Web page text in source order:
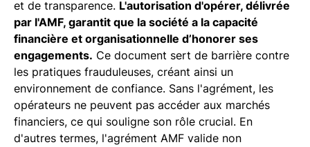
et de transparence. L'autorisation d'opérer, délivrée
par l'AMF, garantit que la société a la capacité
financière et organisationnelle d’honorer ses
engagements. Ce document sert de barrière contre
les pratiques frauduleuses, créant ainsi un
environnement de confiance. Sans l'agrément, les
opérateurs ne peuvent pas accéder aux marchés
financiers, ce qui souligne son rôle crucial. En
d'autres termes, l'agrément AMF valide non